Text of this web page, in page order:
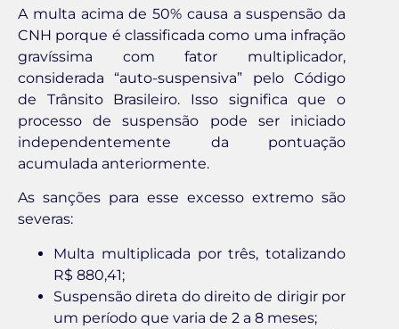
A multa acima de 50% causa a suspensão da
CNH porque é classificada como uma infração
gravíssima com fator multiplicador,
considerada “auto-suspensiva” pelo Código
de Trânsito Brasileiro. Isso significa que o
processo de suspensão pode ser iniciado
independentemente da pontuação
acumulada anteriormente.
As sanções para esse excesso extremo são
severas:
Multa multiplicada por três, totalizando
R$ 880,41;
Suspensão direta do direito de dirigir por
um período que varia de 2 a 8 meses;